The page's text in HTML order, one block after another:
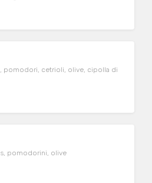
pomodori, cetrioli, olive, cipolla di
pomodorini, olive